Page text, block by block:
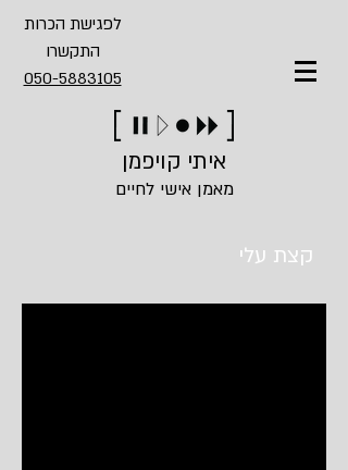
לפגישת הכרות
התקשרו
050-5883105
איתי קויפמן
מאמן אישי לחיים
קצת עלי